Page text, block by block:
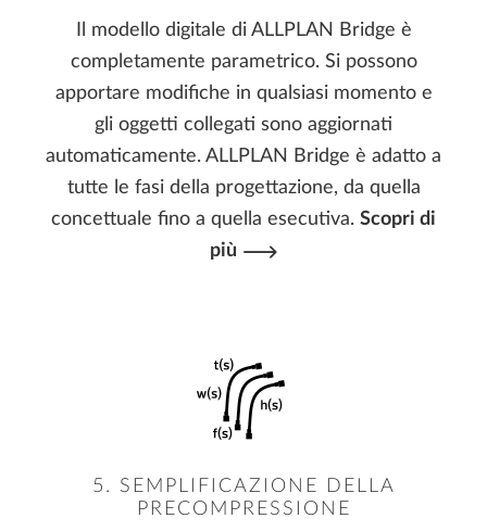
Il modello digitale di ALLPLAN Bridge è
completamente parametrico. Si possono
apportare modifiche in qualsiasi momento e
gli oggetti collegati sono aggiornati
automaticamente. ALLPLAN Bridge è adatto a
tutte le fasi della progettazione, da quella
concettuale fino a quella esecutiva. Scopri di
più
5. SEMPLIFICAZIONE DELLA
PRECOMPRESSIONE